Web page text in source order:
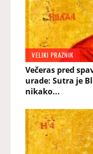
VELIKI PRAZNIK
Večeras pred
urade: Sutra je
nikako...